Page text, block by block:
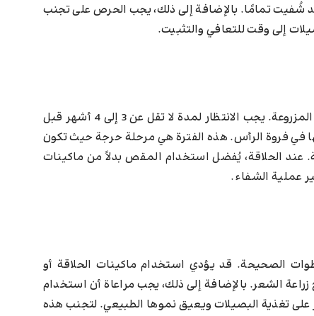
شُفيت تمامًا. بالإضافة إلى ذلك، يجب الحرص على تجنب
إلى وقت للتعافي والتثبيت.
تتطلب حلاقة الشعر بعد زراعة الشعر اهتمامًا خاصًا لضمان عدم إتلاف البصيلات المزروعة. يجب الانتظار لمدة لا تقل عن 3 إلى 4 أشهر قبل
في فروة الرأس. هذه الفترة هي مرحلة حرجة حيث تكون
عند الحلاقة، يُفضل استخدام المقص بدلاً من ماكينات
عملية الشفاء.
الصحيحة. قد يؤدي استخدام ماكينات الحلاقة أو
الشعر. بالإضافة إلى ذلك، يجب مراعاة أن استخدام
على تغذية البصيلات ويعيق نموها الطبيعي. لتجنب هذه